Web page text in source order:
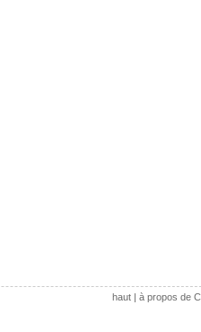
haut| à propos de